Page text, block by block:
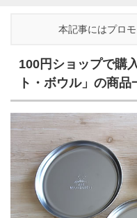
本記事にはプロ
100円ショップで購
ト・ボウル」の商品